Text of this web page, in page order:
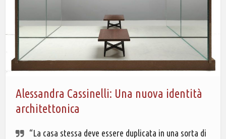
Alessandra Cassinelli: Una nuova identità
architettonica
“La casa stessa deve essere duplicata in una sorta di